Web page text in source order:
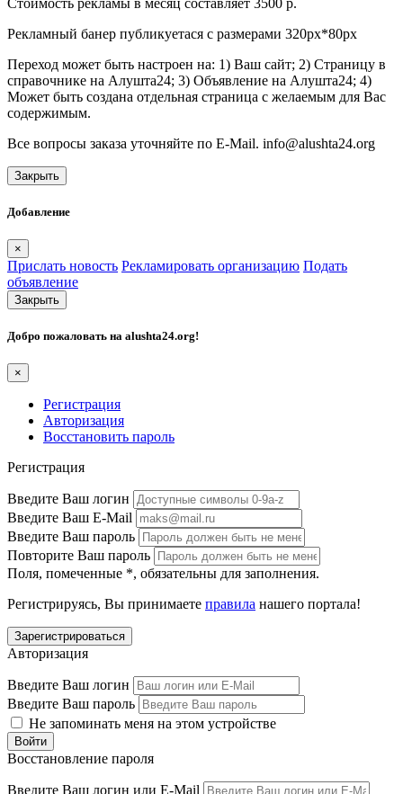
Рекламный банер публикуетася с размерами 320px*80px
Переход может быть настроен на: 1) Ваш сайт; 2) Страницу в
справочнике на Алушта24; 3) Объявление на Алушта24; 4)
Может быть создана отдельная страница с желаемым для Вас
содержимым.
Все вопросы заказа уточняйте по E-Mail. info@alushta24.org
Закрыть
Добавление
×
Прислать новость Рекламировать организацию Подать
объявление
Закрыть
Добро пожаловать на alushta24.org!
×
Регистрация
Авторизация
Восстановить пароль
Регистрация
Введите Ваш логин
Введите Ваш E-Mail
Введите Ваш пароль
Повторите Ваш пароль
Поля, помеченные *, обязательны для заполнения.
Регистрируясь, Вы принимаете правила нашего портала!
Авторизация
Введите Ваш логин
Введите Ваш пароль
Не запоминать меня на этом устройстве
Восстановление пароля
Введите Ваш логин или E-Mail